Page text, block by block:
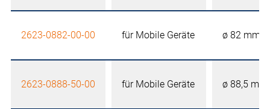
2623-0882-00-00 für Mobile Geräte ø 82 mm
2623-0888-50-00 für Mobile Geräte ø 88,5 mm